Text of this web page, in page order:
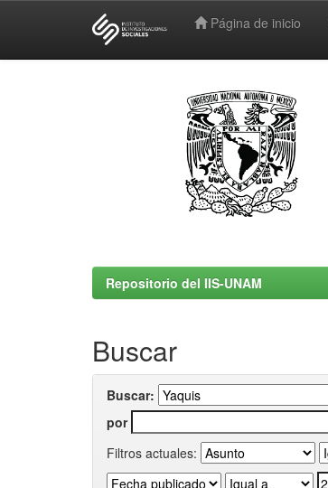
Página de inicio
Repositorio del IIS-UNAM
Buscar
Buscar:
por
Filtros actuales: